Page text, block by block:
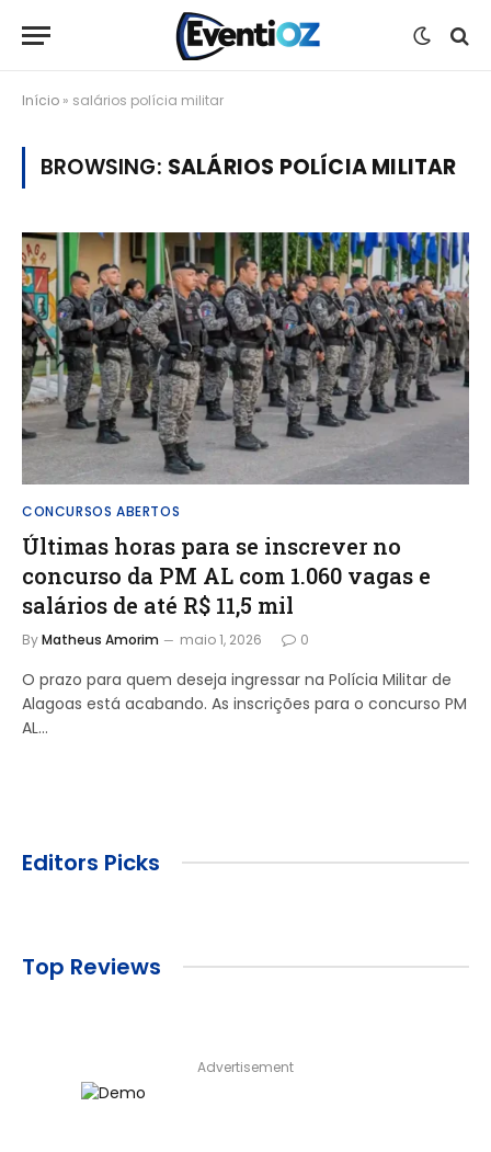
Início » salários polícia militar
BROWSING: SALÁRIOS POLÍCIA MILITAR
CONCURSOS ABERTOS
Últimas horas para se inscrever no
concurso da PM AL com 1.060 vagas e
salários de até R$ 11,5 mil
ByMatheus Amorim maio 1, 2026 0
O prazo para quem deseja ingressar na Polícia Militar de
Alagoas está acabando. As inscrições para o concurso PM
AL…
Editors Picks
Top Reviews
Advertisement